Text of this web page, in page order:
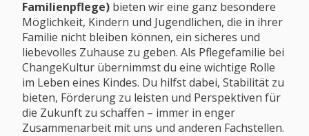
Familienpflege) bieten wir eine ganz besondere
Möglichkeit, Kindern und Jugendlichen, die in ihrer
Familie nicht bleiben können, ein sicheres und
liebevolles Zuhause zu geben. Als Pflegefamilie bei
ChangeKultur übernimmst du eine wichtige Rolle
im Leben eines Kindes. Du hilfst dabei, Stabilität zu
bieten, Förderung zu leisten und Perspektiven für
die Zukunft zu schaffen – immer in enger
Zusammenarbeit mit uns und anderen Fachstellen.